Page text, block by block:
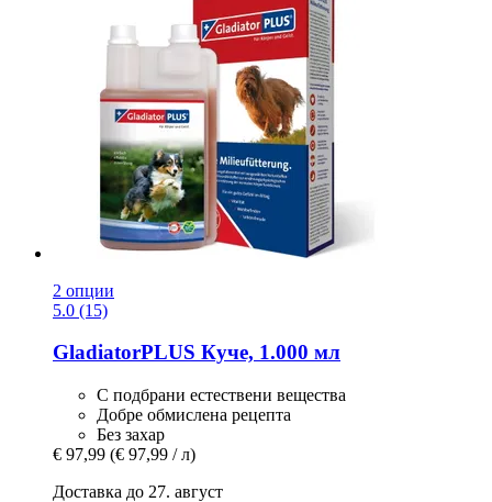
2 опции
5.0 (15)
GladiatorPLUS Куче, 1.000 мл
С подбрани естествени вещества
Добре обмислена рецепта
Без захар
€ 97,99 (€ 97,99 / л)
Доставка до 27. август